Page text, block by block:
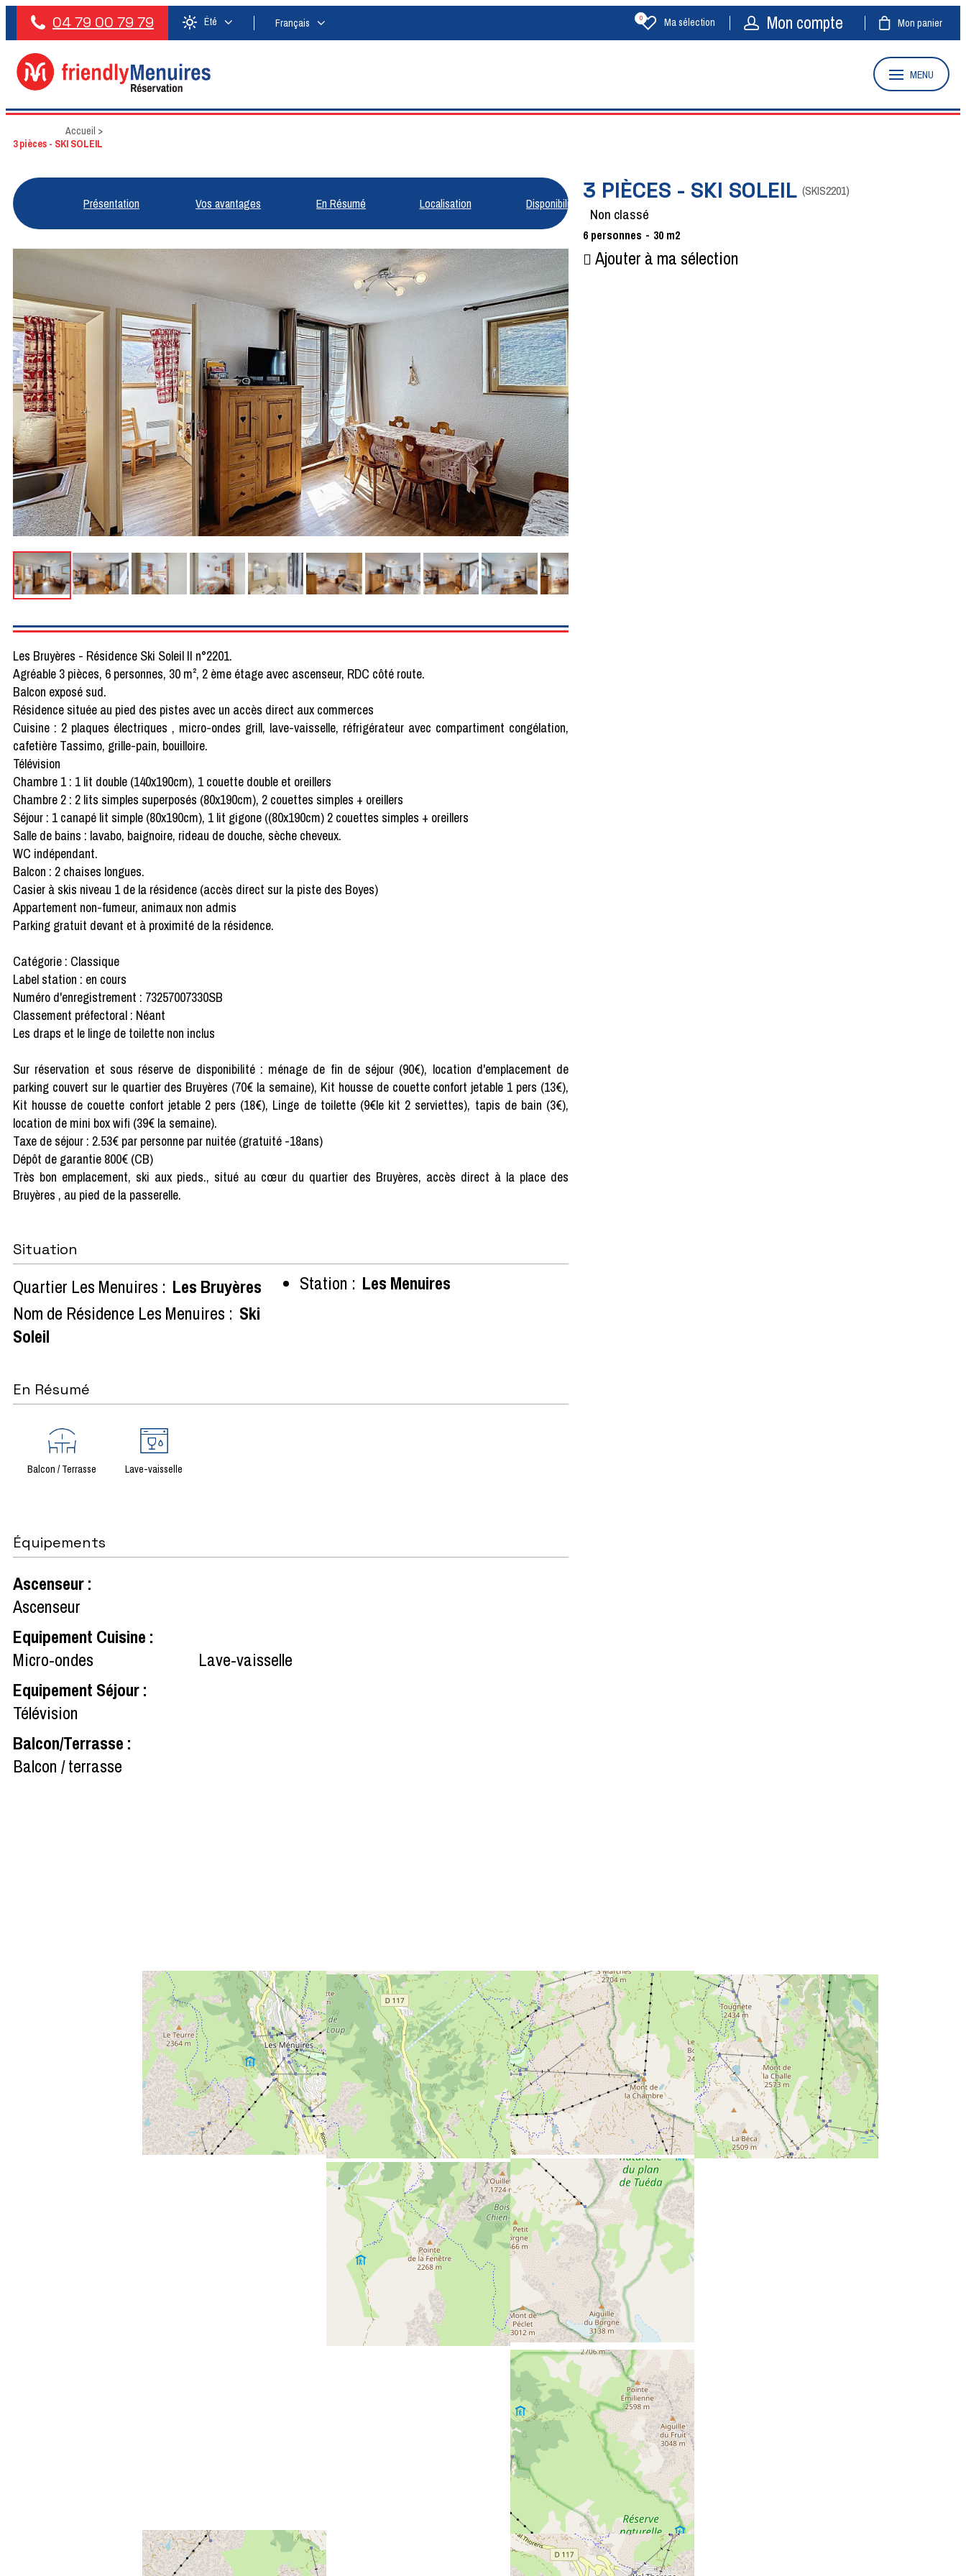
04 79 00 79 79 Été Français Ma sélection
0 Mon compte Mon panier
MENU
Accueil >
3 pièces - SKI SOLEIL
Présentation Vos avantages En Résumé Localisation Disponibilités 3 PIÈCES - SKI SOLEIL (SKIS2201)
Non classé
6 personnes 30 m2
Ajouter à ma sélection
Les Bruyères - Résidence Ski Soleil II n°2201.
Agréable 3 pièces, 6 personnes, 30 m², 2 ème étage avec ascenseur, RDC côté route.
Balcon exposé sud.
Résidence située au pied des pistes avec un accès direct aux commerces
Cuisine : 2 plaques électriques , micro-ondes grill, lave-vaisselle, réfrigérateur avec compartiment congélation,
cafetière Tassimo, grille-pain, bouilloire.
Télévision
Chambre 1 : 1 lit double (140x190cm), 1 couette double et oreillers
Chambre 2 : 2 lits simples superposés (80x190cm), 2 couettes simples + oreillers
Séjour : 1 canapé lit simple (80x190cm), 1 lit gigone ((80x190cm) 2 couettes simples + oreillers
Salle de bains : lavabo, baignoire, rideau de douche, sèche cheveux.
WC indépendant.
Balcon : 2 chaises longues.
Casier à skis niveau 1 de la résidence (accès direct sur la piste des Boyes)
Appartement non-fumeur, animaux non admis
Parking gratuit devant et à proximité de la résidence.
Catégorie : Classique
Label station : en cours
Numéro d'enregistrement : 73257007330SB
Classement préfectoral : Néant
Les draps et le linge de toilette non inclus
Sur réservation et sous réserve de disponibilité : ménage de fin de séjour (90€), location d'emplacement de
parking couvert sur le quartier des Bruyères (70€ la semaine), Kit housse de couette confort jetable 1 pers (13€),
Kit housse de couette confort jetable 2 pers (18€), Linge de toilette (9€le kit 2 serviettes), tapis de bain (3€),
location de mini box wifi (39€ la semaine).
Taxe de séjour : 2.53€ par personne par nuitée (gratuité -18ans)
Dépôt de garantie 800€ (CB)
Très bon emplacement, ski aux pieds., situé au cœur du quartier des Bruyères, accès direct à la place des
Bruyères , au pied de la passerelle.
Situation
Quartier Les Menuires : Les Bruyères
Nom de Résidence Les Menuires : Ski
Soleil
Station : Les Menuires
En Résumé
Balcon / Terrasse Lave-vaisselle
Équipements
Ascenseur:
Ascenseur
Equipement Cuisine :
Micro-ondes
Lave-vaisselle
Equipement Séjour:
Télévision
Balcon/Terrasse :
Balcon / terrasse